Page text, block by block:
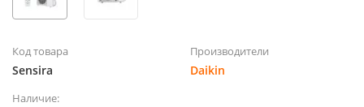
Код товара
Sensira
Производители
Daikin
Наличие: